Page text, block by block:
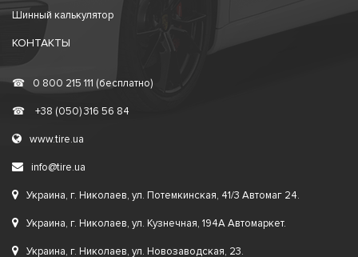
Шинный калькулятор
КОНТАКТЫ
☎ 0 800 215 111 (бесплатно)
☎ +38 (050) 316 56 84
www.tire.ua
info@tire.ua
Украина, г. Николаев, ул. Потемкинская, 41/3 Автомаг 24.
Украина, г. Николаев, ул. Кузнечная, 194А Автомаркет.
Украина, г. Николаев, ул. Новозаводская, 23.